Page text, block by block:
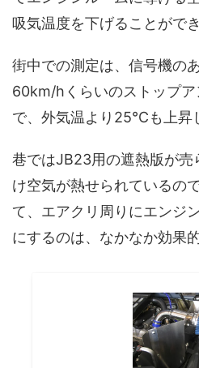
吸気温度を下げることがで
街中での測定は、信号機の
60km/hくらいのストップ
で、外気温より25℃も上昇
巷ではJB23用の遮熱版が売
け空気が熱せられているの
て、エアクリ周りにエンジ
にするのは、なかなか効果